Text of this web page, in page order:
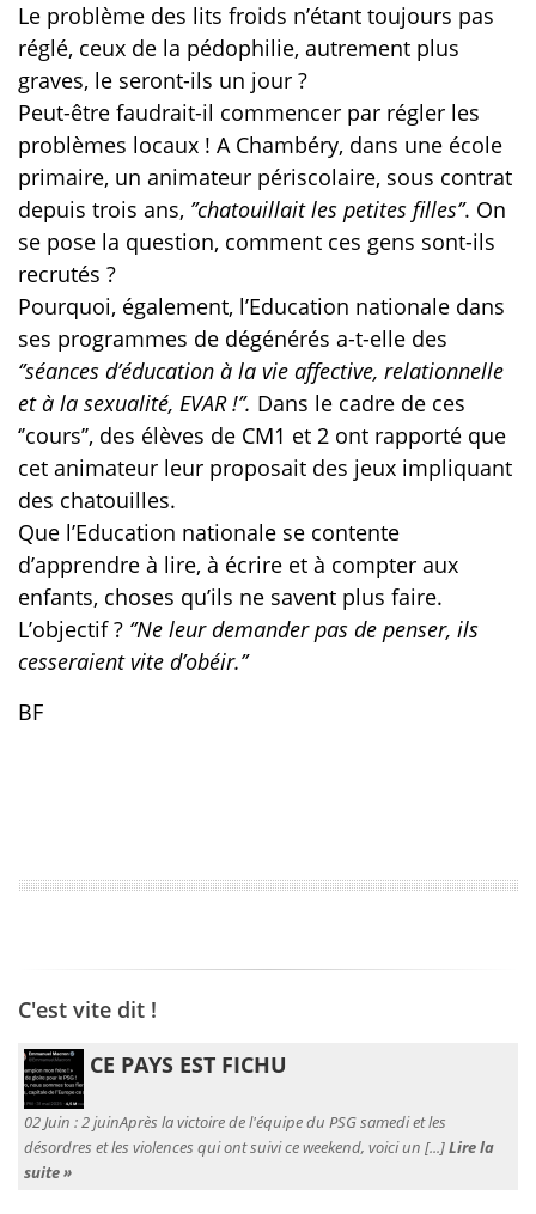
Le problème des lits froids n’étant toujours pas
réglé, ceux de la pédophilie, autrement plus
graves, le seront-ils un jour ?
Peut-être faudrait-il commencer par régler les
problèmes locaux ! A Chambéry, dans une école
primaire, un animateur périscolaire, sous contrat
depuis trois ans, ’’chatouillait les petites filles’’. On
se pose la question, comment ces gens sont-ils
recrutés ?
Pourquoi, également, l’Education nationale dans
ses programmes de dégénérés a-t-elle des
‘’séances d’éducation à la vie affective, relationnelle
et à la sexualité, EVAR !’’. Dans le cadre de ces
‘’cours’’, des élèves de CM1 et 2 ont rapporté que
cet animateur leur proposait des jeux impliquant
des chatouilles.
Que l’Education nationale se contente
d’apprendre à lire, à écrire et à compter aux
enfants, choses qu’ils ne savent plus faire.
L’objectif ? ‘’Ne leur demander pas de penser, ils
cesseraient vite d’obéir.’’
BF
C'est vite dit !
CE PAYS EST FICHU
02 Juin :2 juinAprès la victoire de l'équipe du PSG samedi et les
désordres et les violences qui ont suivi ce weekend, voici un [...]Lire la
suite »